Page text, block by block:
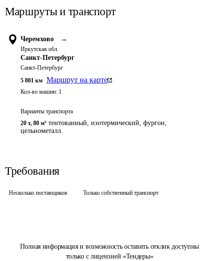
Полная информация и возможность оставить отклик доступны
только с лицензией «Тендеры»
Маршруты и транспорт
Черемхово →
Иркутская обл.
Санкт-Петербург
Санкт-Петербург
5 801 км Маршрут на карте
Кол-во машин: 1
Варианты транспорта
20 т, 80 м³ тентованный, изотермический, фургон,
цельнометалл.
Требования
Несколько поставщиков Только собственный транспорт